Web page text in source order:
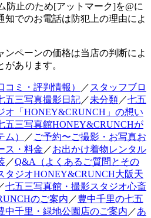
止のため[アットマーク]を@に
でのお電話は防犯上の理由によ
ンペーンの価格は当店の判断によ
あります。
コミ・評判情報） ／ スタッフブロ
五三写真撮影日記／未分類／七五
オ「HONEY&CRUNCH」の想い
五三写真館HONEY&CRUNCHが
）
／ ご予約〜ご撮影・お写真お
ス・料金 ／お出かけ着物レンタル
／Q&A（よくあるご質問とその
タジオHONEY&CRUNCH大阪天
七五三写真館・撮影スタジオ心斎
のご案内 ／豊中千里の七五
中千里・緑地公園店のご案内 ／あ